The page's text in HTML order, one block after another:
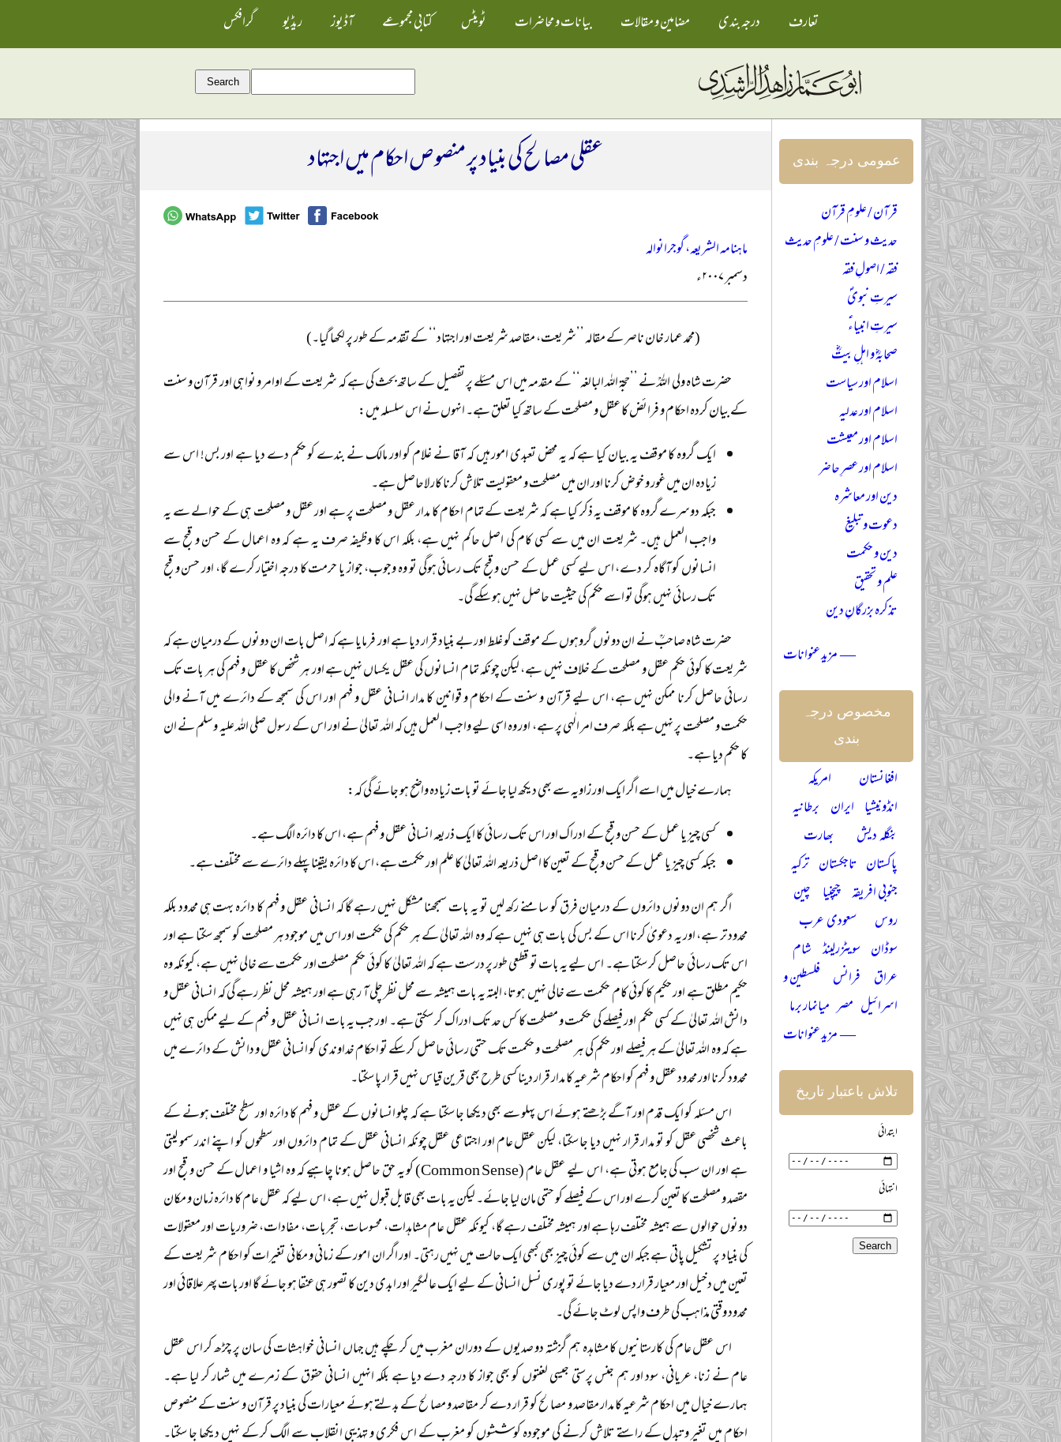
تعارف درجہ بندی مضامین و مقالات بیانات و محاضرات ٹویٹس کتابی مجموعے آڈیوز ریڈیو گرافکس
عقلی مصالح کی بنیاد پر منصوص احکام میں اجتہاد
ماہنامہ الشریعہ، گوجرانوالہ
دسمبر ۲۰۰۷ء
(محمد عمار خان ناصر کے مقالہ ’’شریعت، مقاصد شریعت اور اجتہاد‘‘ کے تقدمہ کے طور پر لکھا گیا۔)
حضرت شاہ ولی اللہؒ نے ’’حجۃ اللہ البالغہ‘‘ کے مقدمہ میں اس مسئلے پر تفصیل کے ساتھ بحث کی ہے کہ شریعت کے اوامر و نواہی اور قرآن و سنت
کے بیان کردہ احکام و فرائض کا عقل و مصلحت کے ساتھ کیا تعلق ہے۔ انہوں نے اس سلسلہ میں:
ایک گروہ کا موقف یہ بیان کیا ہے کہ یہ محض تعبدی امور ہیں کہ آقا نے غلام کو اور مالک نے بندے کو حکم دے دیا ہے اور بس! اس سے
زیادہ ان میں غور و خوض کرنا اور ان میں مصلحت و معقولیت تلاش کرنا کار لاحاصل ہے۔
جبکہ دوسرے گروہ کا موقف یہ ذکر کیا ہے کہ شریعت کے تمام احکام کا مدار عقل و مصلحت پر ہے اور عقل و مصلحت ہی کے حوالے سے یہ
واجب العمل ہیں۔ شریعت ان میں سے کسی کام کی اصل حاکم نہیں ہے، بلکہ اس کا وظیفہ صرف یہ ہے کہ وہ اعمال کے حسن و قبح سے
انسانوں کو آگاہ کر دے، اس لیے کسی عمل کے حسن و قبح تک رسائی ہوگی تو وہ وجوب، جواز یا حرمت کا درجہ اختیار کرے گا، اور حسن و قبح
تک رسائی نہیں ہوگی تو اسے حکم کی حیثیت حاصل نہیں ہو سکے گی۔
حضرت شاہ صاحبؒ نے ان دونوں گروہوں کے موقف کو غلط اور بے بنیاد قرار دیا ہے اور فرمایا ہے کہ اصل بات ان دونوں کے درمیان ہے کہ
شریعت کا کوئی حکم عقل و مصلحت کے خلاف نہیں ہے، لیکن چونکہ تمام انسانوں کی عقل یکساں نہیں ہے اور ہر شخص کا عقل و فہم کی ہر بات تک
رسائی حاصل کرنا ممکن نہیں ہے، اس لیے قرآن و سنت کے احکام و قوانین کا مدار انسانی عقل و فہم اور اس کی سمجھ کے دائرے میں آنے والی
حکمت و مصلحت پر نہیں ہے بلکہ صرف امر الٰہی پر ہے، اور وہ اسی لیے واجب العمل ہیں کہ اللہ تعالیٰ نے اور اس کے رسول صلی اللہ علیہ وسلم نے ان
کا حکم دیا ہے۔
ہمارے خیال میں اسے اگر ایک اور زاویہ سے بھی دیکھ لیا جائے تو بات زیادہ واضح ہو جائے گی کہ:
کسی چیز یا عمل کے حسن و قبح کے ادراک اور اس تک رسائی کا ایک ذریعہ انسانی عقل و فہم ہے، اس کا دائرہ الگ ہے۔
جبکہ کسی چیز یا عمل کے حسن و قبح کے تعین کا اصل ذریعہ اللہ تعالیٰ کا علم اور حکمت ہے، اس کا دائرہ یقینا پہلے دائرے سے مختلف ہے۔
اگر ہم ان دونوں دائروں کے درمیان فرق کو سامنے رکھ لیں تو یہ بات سمجھنا مشکل نہیں رہے گا کہ انسانی عقل و فہم کا دائرہ بہت ہی محدود بلکہ
محدود تر ہے، اور یہ دعویٰ کرنا اس کے بس کی بات ہی نہیں ہے کہ وہ اللہ تعالیٰ کے ہر حکم کی حکمت اور اس میں موجود ہر مصلحت کو سمجھ سکتا ہے اور
اس تک رسائی حاصل کر سکتا ہے۔ اس لیے یہ بات تو قطعی طور پر درست ہے کہ اللہ تعالیٰ کا کوئی حکم مصلحت اور حکمت سے خالی نہیں ہے، کیونکہ وہ
حکیم مطلق ہے اور حکیم کا کوئی کام حکمت سے خالی نہیں ہوتا، البتہ یہ بات ہمیشہ سے محل نظر چلی آ رہی ہے اور ہمیشہ محل نظر رہے گی کہ انسانی عقل و
دانش اللہ تعالیٰ کے کسی حکم اور فیصلے کی حکمت و مصلحت کا کس حد تک ادراک کر سکتی ہے۔ اور جب یہ بات انسانی عقل و فہم کے لیے ممکن ہی نہیں
ہے کہ وہ اللہ تعالیٰ کے ہر فیصلے اور حکم کی ہر مصلحت و حکمت تک حتمی رسائی حاصل کر سکے تو احکام خداوندی کو انسانی عقل و دانش کے دائرے میں
محدود کرنا اور محدود عقل و فہم کو احکام شرعیہ کا مدار قرار دینا کسی طرح بھی قرین قیاس نہیں قرار پا سکتا۔
اس مسئلہ کو ایک قدم اور آگے بڑھتے ہوئے اس پہلو سے بھی دیکھا جا سکتا ہے کہ چلو انسانوں کے عقل و فہم کا دائرہ اور سطح مختلف ہونے کے
باعث شخصی عقل کو تو مدار قرار نہیں دیا جا سکتا، لیکن عقل عام اور اجتماعی عقل چونکہ انسانی عقل کے تمام دائروں اور سطحوں کو اپنے اندر سمو لیتی
ہے اور ان سب کی جامع ہوتی ہے، اس لیے عقل عام (Common Sense) کو یہ حق حاصل ہونا چاہیے کہ وہ اشیا و اعمال کے حسن و قبح اور
مقصد و مصلحت کا تعین کرے اور اس کے فیصلے کو حتمی مان لیا جائے۔ لیکن یہ بات بھی قابل قبول نہیں ہے، اس لیے کہ عقل عام کا دائرہ زمان و مکان
دونوں حوالوں سے ہمیشہ مختلف رہا ہے اور ہمیشہ مختلف رہے گا، کیونکہ عقل عام مشاہدات، محسوسات، تجربات، مفادات، ضروریات اور معقولات
کی بنیاد پر تشکیل پاتی ہے جبکہ ان میں سے کوئی چیز بھی کبھی ایک حالت میں نہیں رہتی۔ اور اگر ان امور کے زمانی و مکانی تغیرات کو احکام شریعت کے
تعین میں دخیل اور معیار قرار دے دیا جائے تو پوری نسل انسانی کے لیے ایک عالمگیر اور ابدی دین کا تصور ہی عنقا ہو جائے گا اور بات پھر علاقائی اور
محدود وقتی مذاہب کی طرف واپس لوٹ جائے گی۔
اس عقل عام کی کارستانیوں کا مشاہدہ ہم گزشتہ دو صدیوں کے دوران مغرب میں کر چکے ہیں جہاں انسانی خواہشات کی سان پر چڑھ کر اس عقل
عام نے زنا، عریانی، سود اور ہم جنس پرستی جیسی لعنتوں کو بھی جواز کا درجہ دے دیا ہے بلکہ انہیں انسانی حقوق کے زمرے میں شمار کر لیا ہے۔
ہمارے خیال میں احکام شرعیہ کا مدار مقاصد و مصالح کو قرار دے کر مقاصد و مصالح کے بدلتے ہوئے معیارات کی بنیاد پر قرآن و سنت کے منصوص
احکام میں تغیر و تبدل کے راستے تلاش کرنے کی موجودہ کوششوں کو مغرب کے اس فکری و تہذیبی انقلاب سے الگ کر کے نہیں دیکھا جا سکتا۔
عمومی درجہ بندی
قرآن / علومِ قرآن
حدیث و سنت / علومِ حدیث
فقہ / اصولِ فقہ
سیرتِ نبویؐ
سیرتِ انبیاءؑ
صحابہؓ و اہلِ بیتؓ
اسلام اور سیاست
اسلام اور عدلیہ
اسلام اور معیشت
اسلام اور عصرِ حاضر
دین اور معاشرہ
دعوت و تبلیغ
دین و حکمت
علم و تحقیق
تذکرہ بزرگانِ دین
— مزید عنوانات
مخصوص درجہ
بندی
افغانستان
امریکہ
انڈونیشیا ایران برطانیہ
بنگلہ دیش
بھارت
پاکستان تاجکستان ترکیہ
جنوبی افریقہ چیچنیا چین
روس
سعودی عرب
سوڈان سویٹزرلینڈ شام
عراق فرانس فلسطین و
اسرائیل مصر میانمار برما
— مزید عنوانات
تلاش باعتبار تاریخ
ابتدائی
انتہائی